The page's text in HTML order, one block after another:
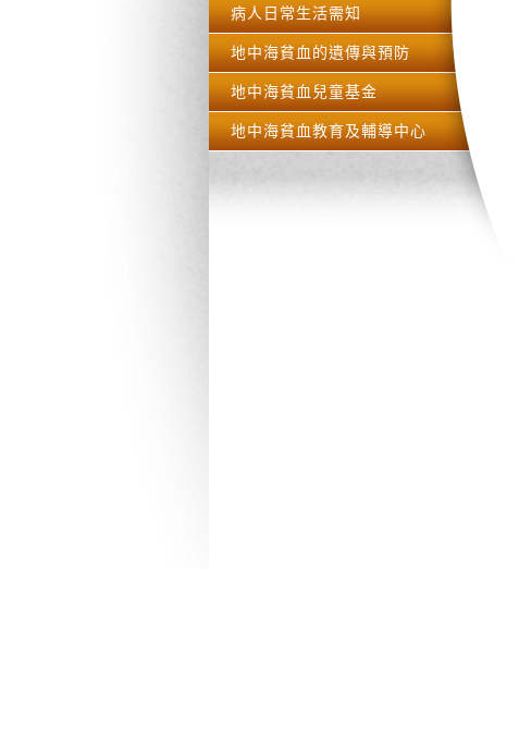
病人日常生活需知
地中海貧血的遺傳與預防
地中海貧血兒童基金
地中海貧血教育及輔導中心